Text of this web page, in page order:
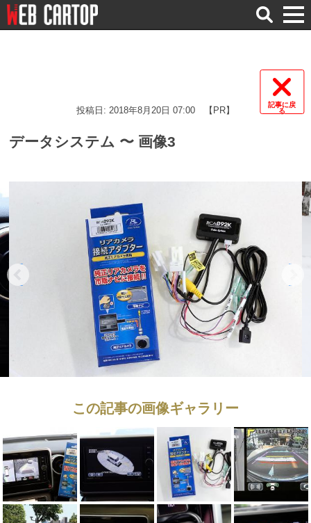
検
索
記事に戻
る
投稿日: 2018年8月20日 07:00 【PR】
データシステム 〜 画像3
この記事の画像ギャラリー